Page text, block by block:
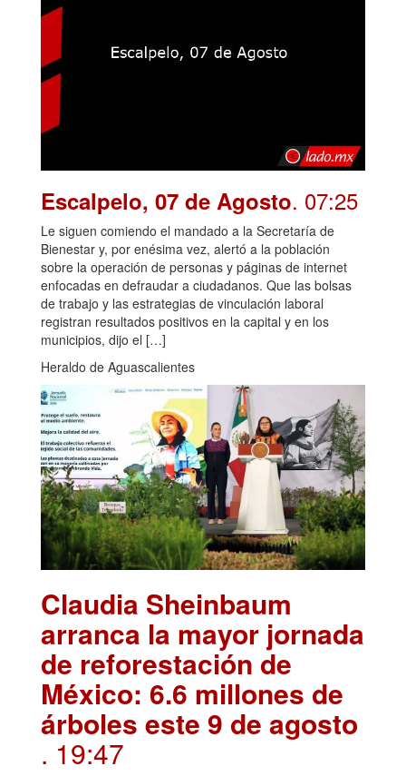
Escalpelo, 07 de Agosto. 07:25
Le siguen comiendo el mandado a la Secretaría de
Bienestar y, por enésima vez, alertó a la población
sobre la operación de personas y páginas de internet
enfocadas en defraudar a ciudadanos. Que las bolsas
de trabajo y las estrategias de vinculación laboral
registran resultados positivos en la capital y en los
municipios, dijo el […]
Heraldo de Aguascalientes
Claudia Sheinbaum
arranca la mayor jornada
de reforestación de
México: 6.6 millones de
árboles este 9 de agosto
. 19:47